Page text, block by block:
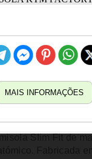
MAIS INFORMAÇÕES